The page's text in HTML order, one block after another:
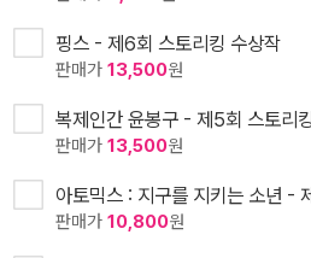
핑스 - 제6회 스토리킹 수상작
판매가 13,500원
복제인간 윤봉구 - 제5회 스토리
판매가 13,500원
아토믹스 : 지구를 지키는 소년 -
판매가 10,800원